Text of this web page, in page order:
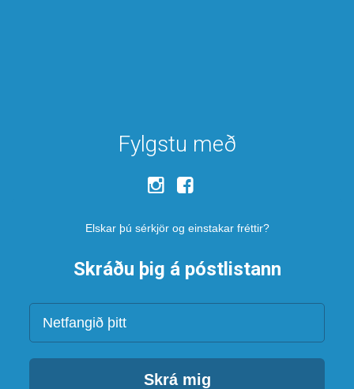
Fylgstu með
Elskar þú sérkjör og einstakar fréttir?
Skráðu þig á póstlistann
Netfang
Skrá mig